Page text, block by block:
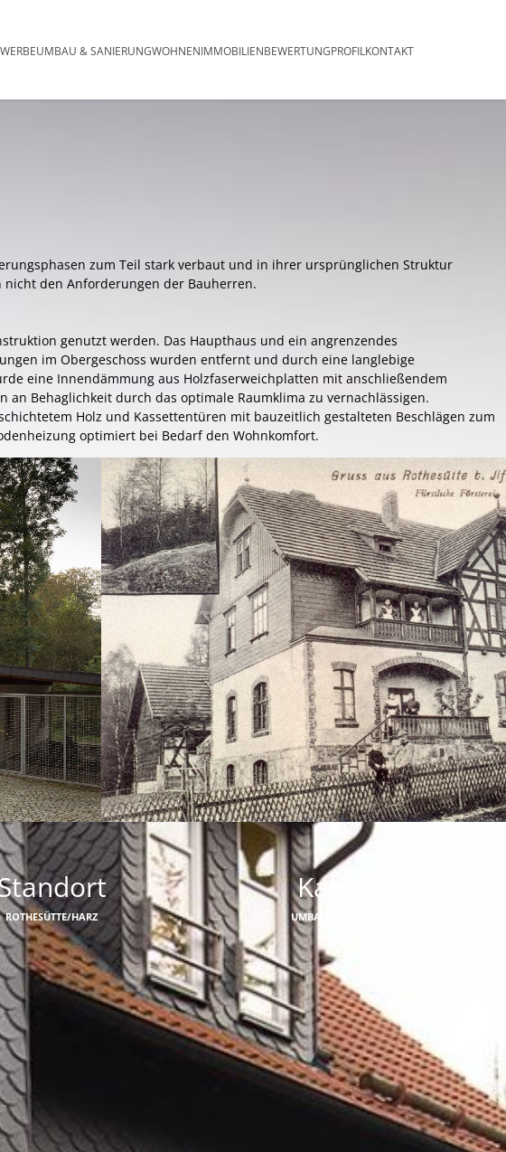
überspringen
UMBAU & SANIERUNGWOHNENIMMOBILIENBEWERTUNGPROFILKONTAKT
zum Teil stark verbaut und in ihrer ursprünglichen Struktur
den Anforderungen der Bauherren.
genutzt werden. Das Haupthaus und ein angrenzendes
im Obergeschoss wurden entfernt und durch eine langlebige
eine Innendämmung aus Holzfaserweichplatten mit anschließendem
Behaglichkeit durch das optimale Raumklima zu vernachlässigen.
Holz und Kassettentüren mit bauzeitlich gestalteten Beschlägen zum
optimiert bei Bedarf den Wohnkomfort.
ROTHESÜTTE/HARZ
Kategorie
UMBAU/MODERNISIERUNG